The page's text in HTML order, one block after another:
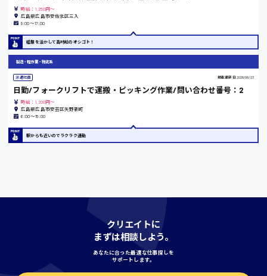
島根県
香川県
愛知県
時給1100円〜
時給：1,250円～
広島県広島市安佐北区三入
8:00〜17:00
経験を活かして高時給のオシゴト！
製造・軽作業・物流系
派遣社員 掲載更新日 2026/06/23
日勤/フォークリフトで運搬・ピッキング作業/問い合わせ番号：2
時給：1,200円～
広島県広島市安芸区矢野新町
6:00〜15:00
駅からも近いのでラクラク通勤
クリエイトに
まずは相談しよう。
あなたに合った最適な仕事探しを
サポートします。